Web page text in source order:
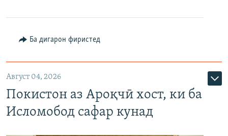
Ба дигарон фиристед
Август 04, 2026
Покистон аз Ароқчӣ хост, ки ба
Исломобод сафар кунад